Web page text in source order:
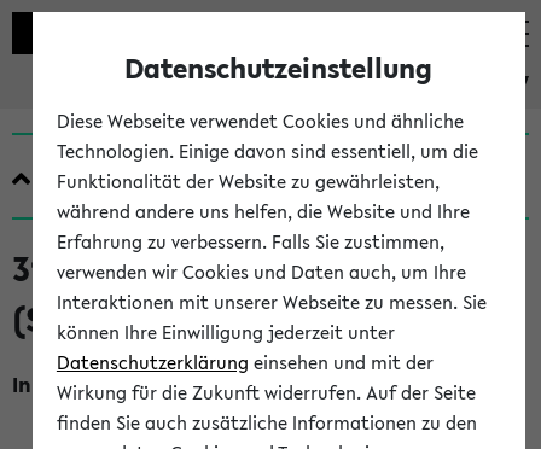
eKVV
Quicklinks
310449 Marketingforschung (V)
(SoSe 2026)
Inhalt, Kommentar
Kein Kommentar vorhanden
Datenschutzeinstellung
Diese Webseite verwendet Cookies und ähnliche
Technologien. Einige davon sind essentiell, um die
Funktionalität der Website zu gewährleisten,
während andere uns helfen, die Website und Ihre
Erfahrung zu verbessern. Falls Sie zustimmen,
verwenden wir Cookies und Daten auch, um Ihre
Interaktionen mit unserer Webseite zu messen. Sie
können Ihre Einwilligung jederzeit unter
Datenschutzerklärung einsehen und mit der
Wirkung für die Zukunft widerrufen. Auf der Seite
finden Sie auch zusätzliche Informationen zu den